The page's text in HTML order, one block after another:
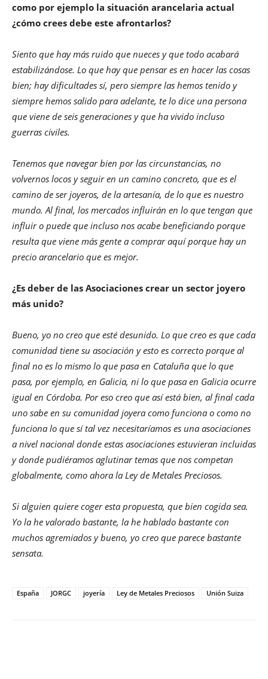
como por ejemplo la situación arancelaria actual
¿cómo crees debe este afrontarlos?
Siento que hay más ruido que nueces y que todo acabará
estabilizándose. Lo que hay que pensar es en hacer las cosas
bien; hay dificultades sí, pero siempre las hemos tenido y
siempre hemos salido para adelante, te lo dice una persona
que viene de seis generaciones y que ha vivido incluso
guerras civiles.
Tenemos que navegar bien por las circunstancias, no
volvernos locos y seguir en un camino concreto, que es el
camino de ser joyeros, de la artesanía, de lo que es nuestro
mundo. Al final, los mercados influirán en lo que tengan que
influir o puede que incluso nos acabe beneficiando porque
resulta que viene más gente a comprar aquí porque hay un
precio arancelario que es mejor.
¿Es deber de las Asociaciones crear un sector joyero
más unido?
Bueno, yo no creo que esté desunido. Lo que creo es que cada
comunidad tiene su asociación y esto es correcto porque al
final no es lo mismo lo que pasa en Cataluña que lo que
pasa, por ejemplo, en Galicia, ni lo que pasa en Galicia ocurre
igual en Córdoba. Por eso creo que así está bien, al final cada
uno sabe en su comunidad joyera como funciona o como no
funciona lo que sí tal vez necesitaríamos es una asociaciones
a nivel nacional donde estas asociaciones estuvieran incluidas
y donde pudiéramos aglutinar temas que nos competan
globalmente, como ahora la Ley de Metales Preciosos.
Si alguien quiere coger esta propuesta, que bien cogida sea.
Yo la he valorado bastante, la he hablado bastante con
muchos agremiados y bueno, yo creo que parece bastante
sensata.
España JORGC joyería Ley de Metales Preciosos Unión Suiza